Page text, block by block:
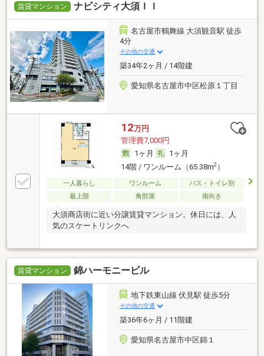
賃貸マンション ナビシティ大須ＩＩ
名古屋市鶴舞線 大須観音駅 徒歩
4分
その他の交通
築34年2ヶ月 / 14階建
愛知県名古屋市中区松原１丁目
12万円
管理費7,000円
1ヶ月
1ヶ月
14階 / ワンルーム（65.38m2）
一人暮らし ワンルーム
バス・トイレ別
最上階
角部屋 南向き
大須商店街に近い分譲賃貸マンション。休日には、人
気のスケートリンクへ
賃貸マンション 錦ハーモニービル
地下鉄東山線 伏見駅 徒歩5分
その他の交通
築36年6ヶ月 / 11階建
愛知県名古屋市中区錦１